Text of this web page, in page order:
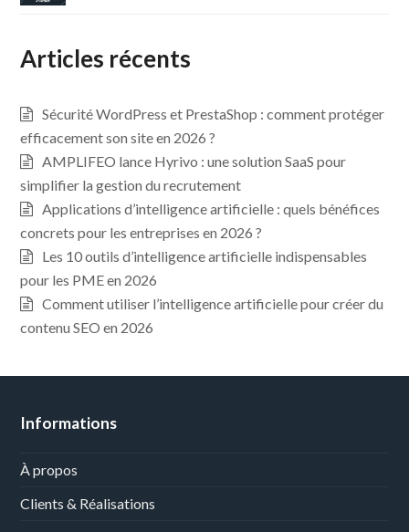
Articles récents
Sécurité WordPress et PrestaShop : comment protéger
efficacement son site en 2026 ?
AMPLIFEO lance Hyrivo : une solution SaaS pour
simplifier la gestion du recrutement
Applications d’intelligence artificielle : quels bénéfices
concrets pour les entreprises en 2026 ?
Les 10 outils d’intelligence artificielle indispensables
pour les PME en 2026
Comment utiliser l’intelligence artificielle pour créer du
contenu SEO en 2026
Informations
À propos
Clients & Réalisations